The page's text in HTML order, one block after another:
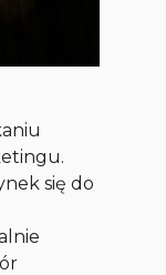
się do